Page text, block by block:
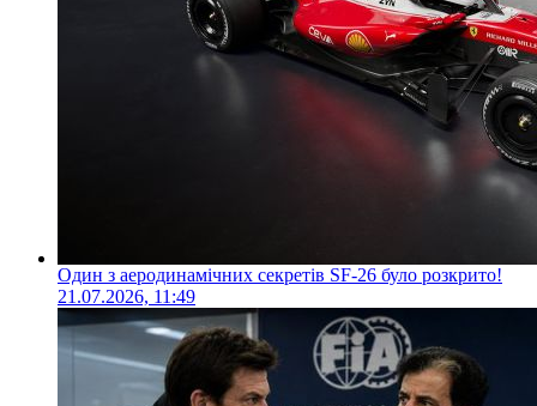
Один з аеродинамічних секретів SF-26 було розкрито!
21.07.2026, 11:49